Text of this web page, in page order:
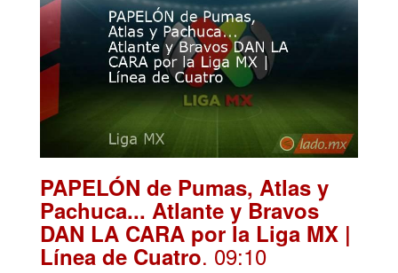
PAPELÓN de Pumas, Atlas y
Pachuca... Atlante y Bravos
DAN LA CARA por la Liga MX |
Línea de Cuatro. 09:10